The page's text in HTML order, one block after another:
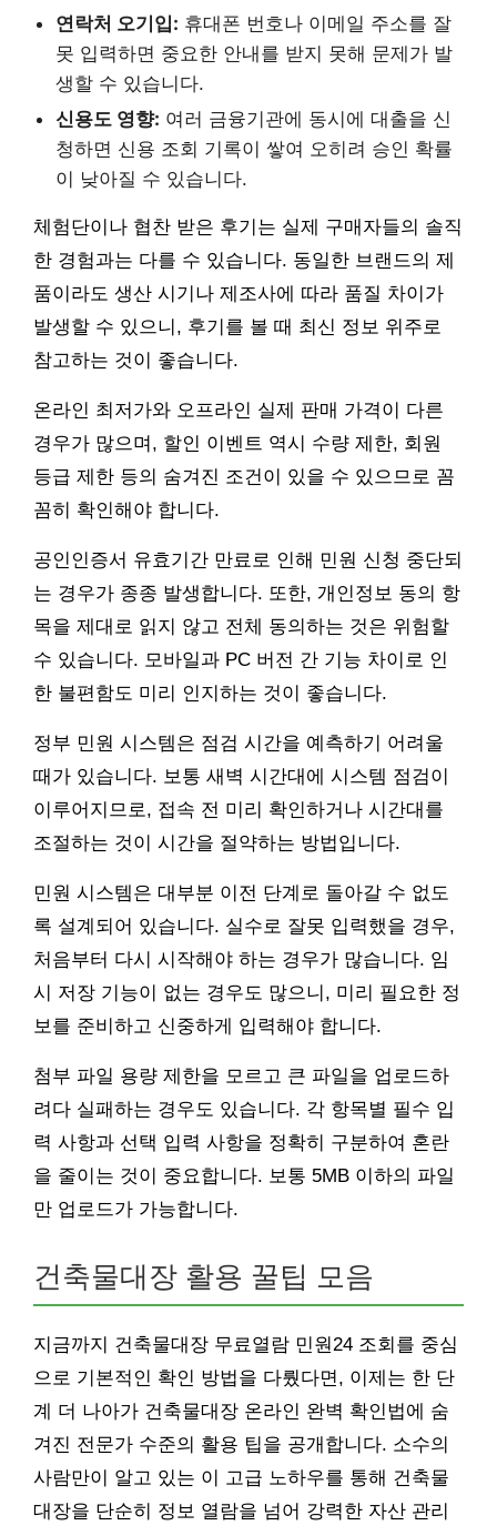
연락처 오기입: 휴대폰 번호나 이메일 주소를 잘
못 입력하면 중요한 안내를 받지 못해 문제가 발
생할 수 있습니다.
신용도 영향: 여러 금융기관에 동시에 대출을 신
청하면 신용 조회 기록이 쌓여 오히려 승인 확률
이 낮아질 수 있습니다.
체험단이나 협찬 받은 후기는 실제 구매자들의 솔직
한 경험과는 다를 수 있습니다. 동일한 브랜드의 제
품이라도 생산 시기나 제조사에 따라 품질 차이가
발생할 수 있으니, 후기를 볼 때 최신 정보 위주로
참고하는 것이 좋습니다.
온라인 최저가와 오프라인 실제 판매 가격이 다른
경우가 많으며, 할인 이벤트 역시 수량 제한, 회원
등급 제한 등의 숨겨진 조건이 있을 수 있으므로 꼼
꼼히 확인해야 합니다.
공인인증서 유효기간 만료로 인해 민원 신청 중단되
는 경우가 종종 발생합니다. 또한, 개인정보 동의 항
목을 제대로 읽지 않고 전체 동의하는 것은 위험할
수 있습니다. 모바일과 PC 버전 간 기능 차이로 인
한 불편함도 미리 인지하는 것이 좋습니다.
정부 민원 시스템은 점검 시간을 예측하기 어려울
때가 있습니다. 보통 새벽 시간대에 시스템 점검이
이루어지므로, 접속 전 미리 확인하거나 시간대를
조절하는 것이 시간을 절약하는 방법입니다.
민원 시스템은 대부분 이전 단계로 돌아갈 수 없도
록 설계되어 있습니다. 실수로 잘못 입력했을 경우,
처음부터 다시 시작해야 하는 경우가 많습니다. 임
시 저장 기능이 없는 경우도 많으니, 미리 필요한 정
보를 준비하고 신중하게 입력해야 합니다.
첨부 파일 용량 제한을 모르고 큰 파일을 업로드하
려다 실패하는 경우도 있습니다. 각 항목별 필수 입
력 사항과 선택 입력 사항을 정확히 구분하여 혼란
을 줄이는 것이 중요합니다. 보통 5MB 이하의 파일
만 업로드가 가능합니다.
건축물대장 활용 꿀팁 모음
지금까지 건축물대장 무료열람 민원24 조회를 중심
으로 기본적인 확인 방법을 다뤘다면, 이제는 한 단
계 더 나아가 건축물대장 온라인 완벽 확인법에 숨
겨진 전문가 수준의 활용 팁을 공개합니다. 소수의
사람만이 알고 있는 이 고급 노하우를 통해 건축물
대장을 단순히 정보 열람을 넘어 강력한 자산 관리